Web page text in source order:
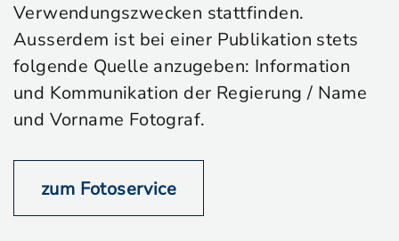
Verwendungszwecken stattfinden.
Ausserdem ist bei einer Publikation stets
folgende Quelle anzugeben: Information
und Kommunikation der Regierung / Name
und Vorname Fotograf.
zum Fotoservice